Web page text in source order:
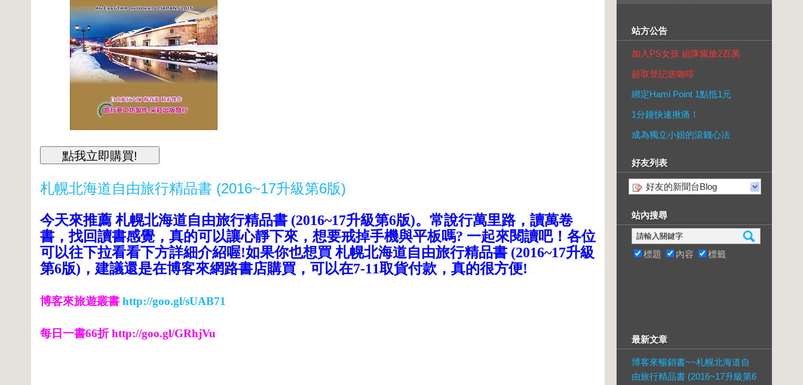
札幌北海道自由旅行精品書 (2016~17升級第6版)
今天來推薦 札幌北海道自由旅行精品書 (2016~17升級第6版)。常說行萬里路，讀萬卷
書，找回讀書感覺，真的可以讓心靜下來，想要戒掉手機與平板嗎? 一起來閱讀吧！各位
可以往下拉看看下方詳細介紹喔!如果你也想買 札幌北海道自由旅行精品書 (2016~17升級
第6版) ， 建議還是在博客來網路書店購買，可以在7-11取貨付款，真的很方便!
博客來旅遊叢書 http://goo.gl/sUAB71
每日一書66折 http://goo.gl/GRhjVu
站方公告
加入PS女孩 組隊瘋搶2百萬
超取登記送咖啡
綁定Hami Point 1點抵1元
1分鐘快速揪痛！
成為獨立小姐的滾錢心法
好友列表
好友的新聞台Blog
站內搜尋
標題 內容 標籤
最新文章
博客來暢銷書~~札幌北海道自
由旅行精品書 (2016~17升級第6